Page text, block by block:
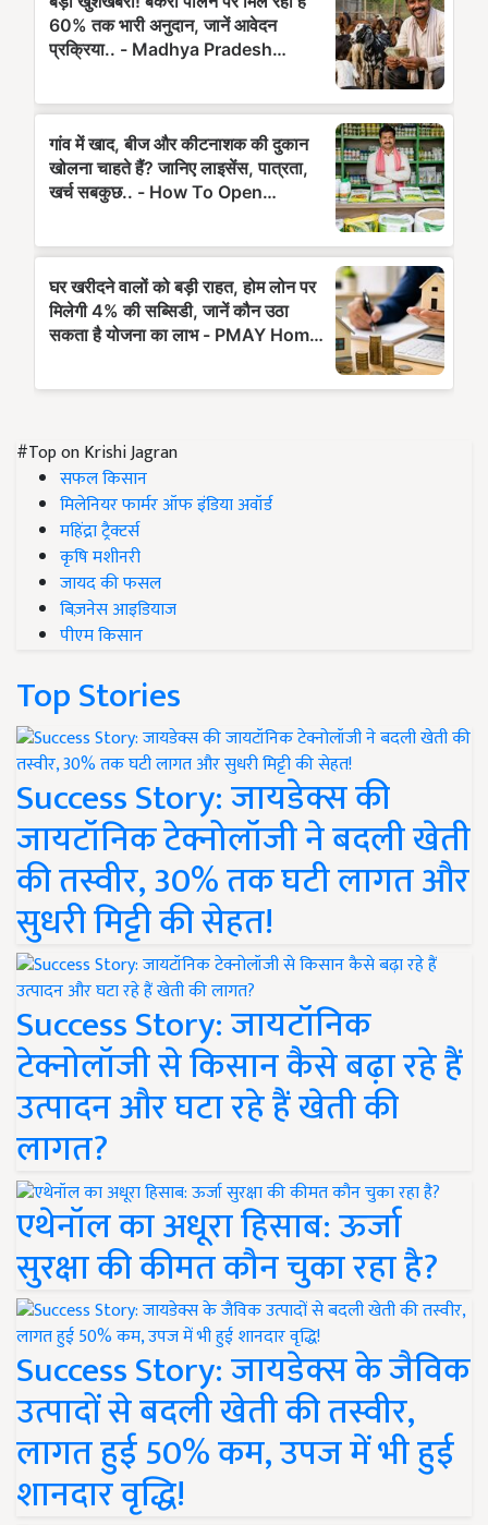
#Top on Krishi Jagran
सफल किसान
मिलेनियर फार्मर ऑफ इंडिया अवॉर्ड
महिंद्रा ट्रैक्टर्स
कृषि मशीनरी
जायद की फसल
बिज़नेस आइडियाज
पीएम किसान
Top Stories
Success Story: जायडेक्स की
जायटॉनिक टेक्नोलॉजी ने बदली खेती
की तस्वीर, 30% तक घटी लागत और
सुधरी मिट्टी की सेहत!
Success Story: जायटॉनिक
टेक्नोलॉजी से किसान कैसे बढ़ा रहे हैं
उत्पादन और घटा रहे हैं खेती की
लागत?
एथेनॉल का अधूरा हिसाब: ऊर्जा
सुरक्षा की कीमत कौन चुका रहा है?
Success Story: जायडेक्स के जैविक
उत्पादों से बदली खेती की तस्वीर,
लागत हुई 50% कम, उपज में भी हुई
शानदार वृद्धि!